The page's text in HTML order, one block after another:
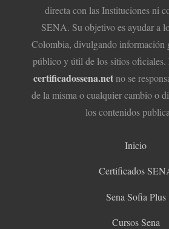
directa con las Instituciones ni
SENA. Su objetivo es ayudar a
Colombia, divulgando información
público y útil de los sitios oficiales.
certificadossena.netno se
de la misma o cualquier cambio o
los contenidos
Inicio
Certificados
Sena Sofia Plus
Cursos Sena